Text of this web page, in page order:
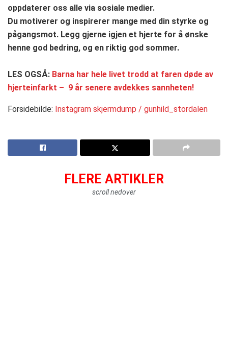
oppdaterer oss alle via sosiale medier.
Du motiverer og inspirerer mange med din styrke og
pågangsmot. Legg gjerne igjen et hjerte for å ønske
henne god bedring, og en riktig god sommer.
LES OGSÅ: Barna har hele livet trodd at faren døde av
hjerteinfarkt – 9 år senere avdekkes sannheten!
Forsidebilde: Instagram skjermdump / gunhild_stordalen
FLERE ARTIKLER
scroll nedover